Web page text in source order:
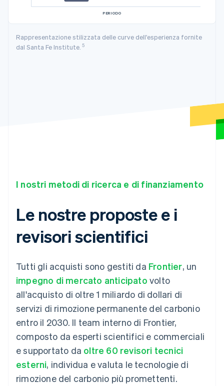
PERIODO
Rappresentazione stilizzata delle curve dell'esperienza fornite
dal Santa Fe Institute. 5
I nostri metodi di ricerca e di finanziamento
Le nostre proposte e i
revisori scientifici
Tutti gli acquisti sono gestiti da Frontier, un
impegno di mercato anticipato volto
all'acquisto di oltre 1 miliardo di dollari di
servizi di rimozione permanente del carbonio
entro il 2030. Il team interno di Frontier,
composto da esperti scientifici e commerciali
e supportato da oltre 60 revisori tecnici
esterni, individua e valuta le tecnologie di
rimozione del carbonio più promettenti.